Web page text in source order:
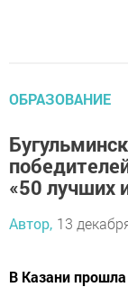
ОБРАЗОВАНИЕ
«50 лучших
Автор, 13
В Казани